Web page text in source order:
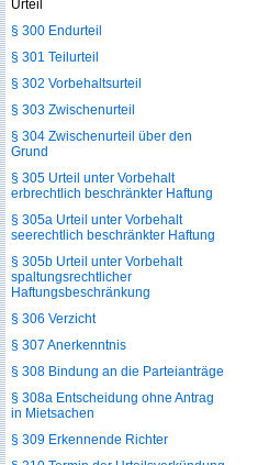
Urteil
§ 300 Endurteil
§ 301 Teilurteil
§ 302 Vorbehaltsurteil
§ 303 Zwischenurteil
§ 304 Zwischenurteil über den
Grund
§ 305 Urteil unter Vorbehalt
erbrechtlich beschränkter Haftung
§ 305a Urteil unter Vorbehalt
seerechtlich beschränkter Haftung
§ 305b Urteil unter Vorbehalt
spaltungsrechtlicher
Haftungsbeschränkung
§ 306 Verzicht
§ 307 Anerkenntnis
§ 308 Bindung an die Parteianträge
§ 308a Entscheidung ohne Antrag
in Mietsachen
§ 309 Erkennende Richter